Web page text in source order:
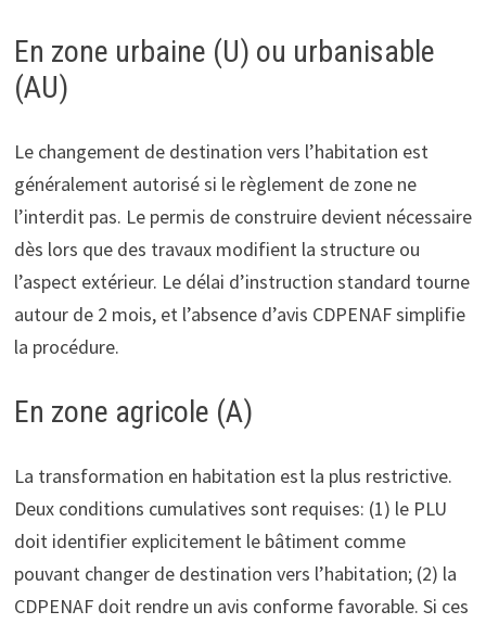
En zone urbaine (U) ou urbanisable
(AU)
Le changement de destination vers l’habitation est
généralement autorisé si le règlement de zone ne
l’interdit pas. Le permis de construire devient nécessaire
dès lors que des travaux modifient la structure ou
l’aspect extérieur. Le délai d’instruction standard tourne
autour de 2 mois, et l’absence d’avis CDPENAF simplifie
la procédure.
En zone agricole (A)
La transformation en habitation est la plus restrictive.
Deux conditions cumulatives sont requises: (1) le PLU
doit identifier explicitement le bâtiment comme
pouvant changer de destination vers l’habitation; (2) la
CDPENAF doit rendre un avis conforme favorable. Si ces